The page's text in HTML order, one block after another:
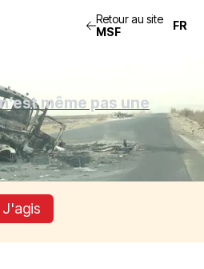
Retour au site
MSF
même pas une
J'agis